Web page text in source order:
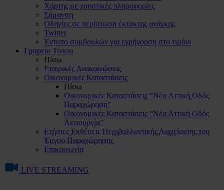
Χάρτης με χρηστικές πληροφορίες
Σήμανση
Οδηγίες σε περίπτωση έκτακτης ανάγκης
Twitter
Έντυπο συμβουλών για εγρήγορση στο τιμόνι
Γραφείο Τύπου
Πίσω
Εταιρικές Ανακοινώσεις
Οικονομικές Καταστάσεις
Πίσω
Οικονομικές Καταστάσεις “Νέα Αττική Οδός
Παραχώρηση”
Οικονομικές Καταστάσεις “Νέα Αττική Οδός
Λειτουργία”
Ετήσιες Εκθέσεις Περιβαλλοντικής Διαχείρισης του
Έργου Παραχώρησης
Επικοινωνία
LIVE STREAMING